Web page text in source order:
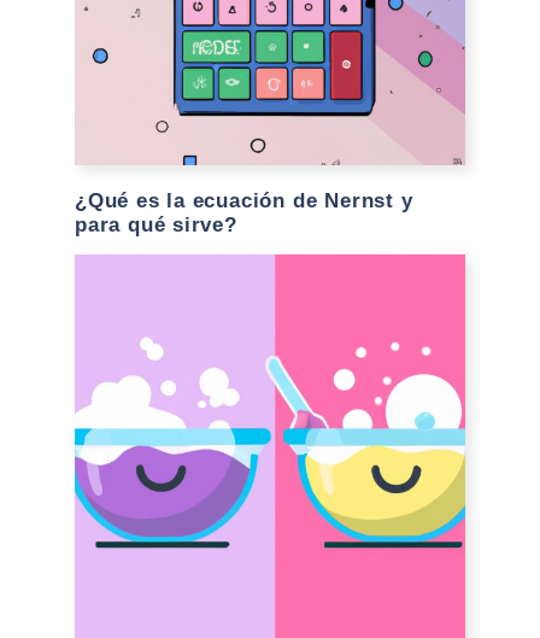
¿Qué es la ecuación de Nernst y
para qué sirve?